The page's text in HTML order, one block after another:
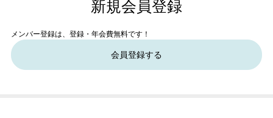
新規会員登録
メンバー登録は、登録・年会費無料です！
会員登録する